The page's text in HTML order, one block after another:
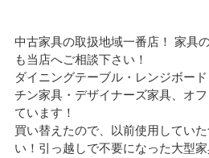
中古家具の取扱地域一番店！ 家具
も当店へご相談下さい！
ダイニングテーブル・レンジボー
チン家具・デザイナーズ家具、オ
ています！
買い替えたので、以前使用してい
い！引っ越しで不要になった大型